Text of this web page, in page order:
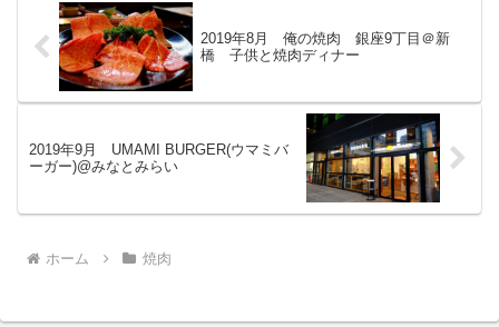
2019年8月 俺の焼肉 銀座9丁目＠新
橋 子供と焼肉ディナー
2019年9月 UMAMI BURGER(ウマミバ
ーガー)@みなとみらい
ホーム 焼肉